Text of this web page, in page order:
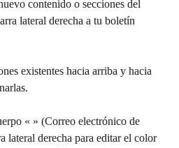
contenido o secciones del
lateral derecha a tu boletín
existentes hacia arriba y hacia
« » (Correo electrónico de
lateral derecha para editar el color